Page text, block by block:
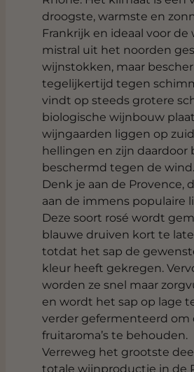
droogste, warmste en
Frankrijk en ideaal voor de
mistral uit het noorden
wijnstokken, maar
tegelijkertijd tegen
vindt op steeds grotere
biologische wijnbouw
wijngaarden liggen op
hellingen en zijn daardoor
beschermd tegen de wind.
Denk je aan de Provence,
aan de immens populaire
Deze soort rosé wordt
blauwe druiven kort te
totdat het sap de
kleur heeft gekregen.
worden ze snel maar
en wordt het sap op lage
verder gefermenteerd om
fruitaroma’s te behouden.
Verreweg het grootste
totale wijnproductie in de